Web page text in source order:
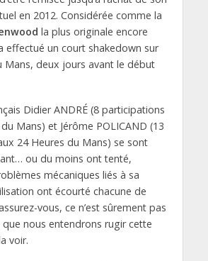
en 2012. Considérée comme la
la plus originale encore
effectué un court shakedown sur
Mans, deux jours avant le début
Didier ANDRÉ (8 participations
Mans) et Jérôme POLICAND (13
24 Heures du Mans) se sont
ou du moins ont tenté,
mécaniques liés à sa
ont écourté chacune de
vous, ce n’est sûrement pas
nous entendrons rugir cette
voir.